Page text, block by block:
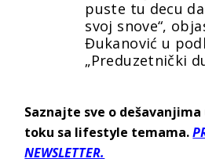
puste tu decu
svoj snove“,
Đukanović u
„Preduzetnički
Saznajte sve o
toku sa lifestyle temama.
NEWSLETTER.